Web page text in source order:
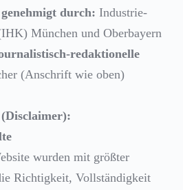
durch: Industrie-
München und Oberbayern
redaktionelle
(Anschrift wie oben)
wurden mit größter
Richtigkeit, Vollständigkeit